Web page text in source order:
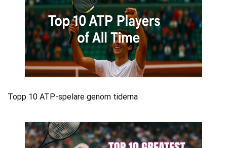
Topp 10 ATP-spelare genom tiderna